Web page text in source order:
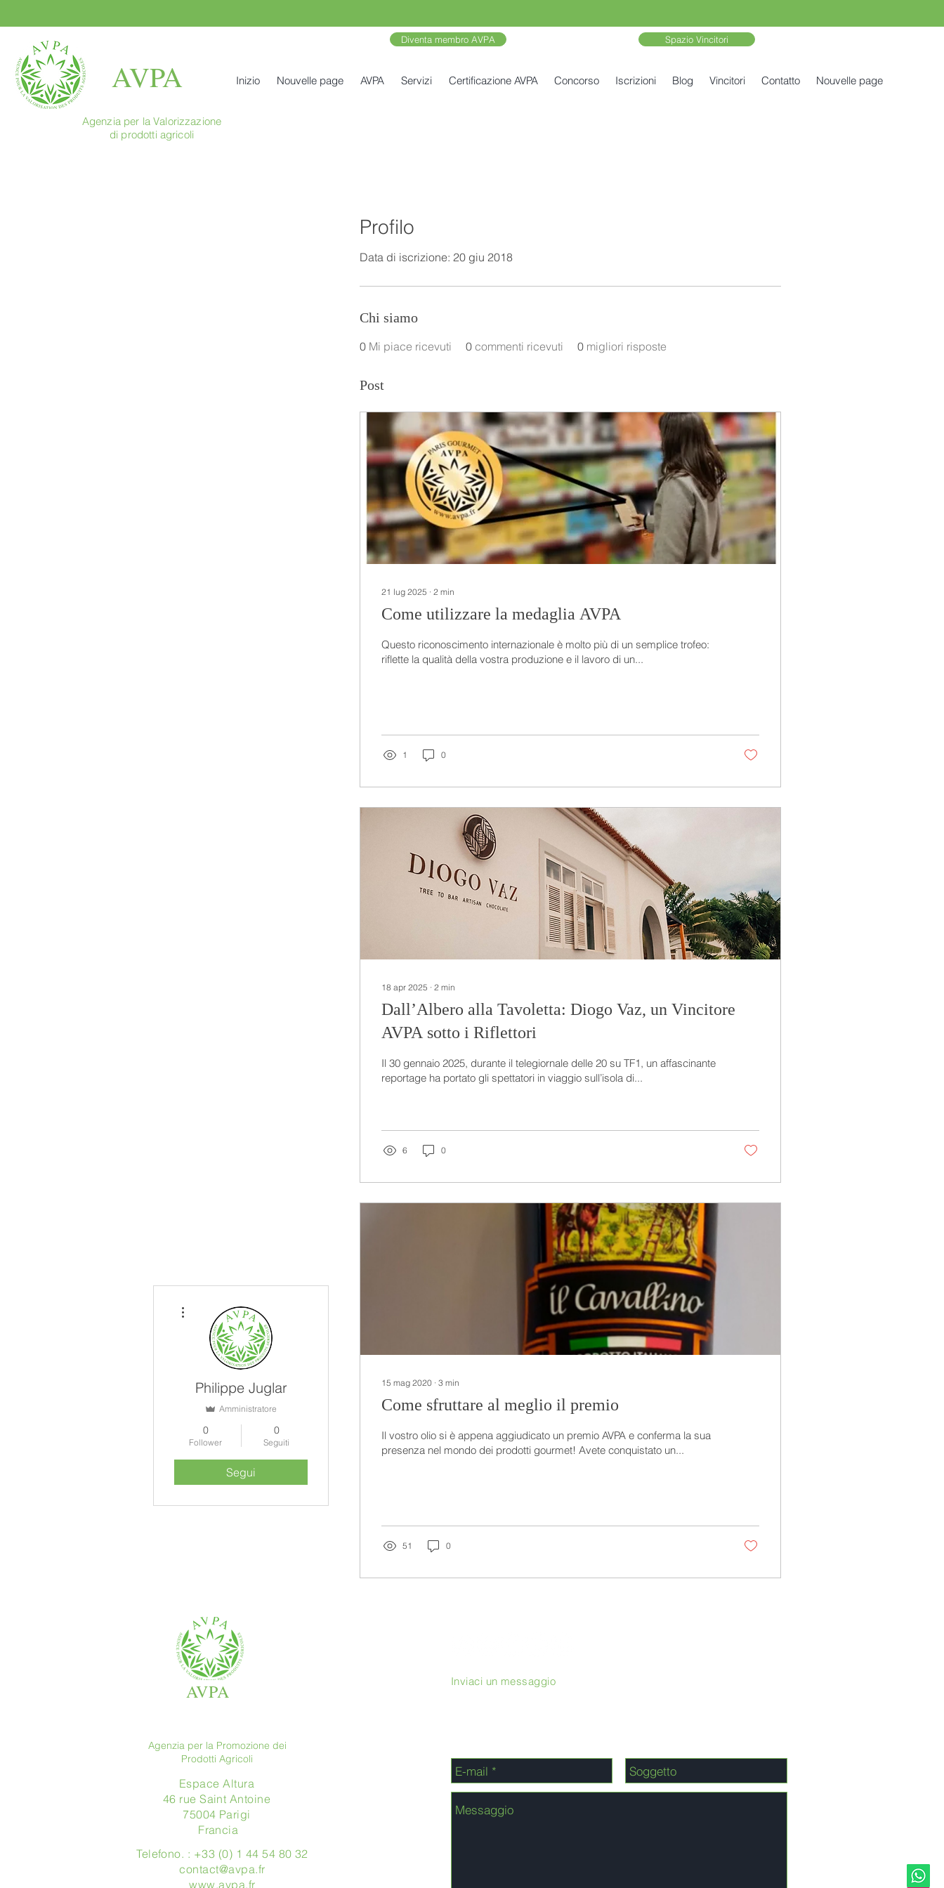
AVPA
Diventa membro AVPA Spazio Vincitori
Inizio Nouvelle page AVPA Servizi Certificazione AVPA Concorso Iscrizioni Blog Vincitori Contatto Nouvelle page
Agenzia per la Valorizzazione
di prodotti agricoli
Profilo
Data di iscrizione: 20 giu 2018
Chi siamo
0 Mi piace ricevuti 0 commenti ricevuti 0 migliori risposte
Post
21 lug 2025 ∙ 2 min
Come utilizzare la medaglia AVPA
Questo riconoscimento internazionale è molto più di un semplice trofeo:
riflette la qualità della vostra produzione e il lavoro di un...
1 0
18 apr 2025 ∙ 2 min
Dall’Albero alla Tavoletta: Diogo Vaz, un Vincitore
AVPA sotto i Riflettori
Il 30 gennaio 2025, durante il telegiornale delle 20 su TF1, un affascinante
reportage ha portato gli spettatori in viaggio sull’isola di...
6 0
15 mag 2020 ∙ 3 min
Come sfruttare al meglio il premio
Il vostro olio si è appena aggiudicato un premio AVPA e conferma la sua
presenza nel mondo dei prodotti gourmet! Avete conquistato un...
51 0
Philippe Juglar
Amministratore
0
Follower
0
Seguiti
Segui
AVPA
Agenzia per la Promozione dei
Prodotti Agricoli
Espace Altura
46 rue Saint Antoine
75004 Parigi
​ Francia
Telefono. : +33 (0) 1 44 54 80 32
contact@avpa.fr
www.avpa.fr
Inviaci un messaggio